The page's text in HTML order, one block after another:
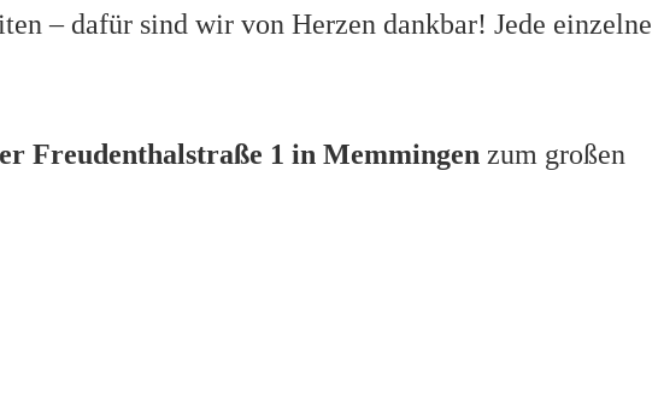
– dafür sind wir von Herzen dankbar! Jede einzelne
Freudenthalstraße 1 in Memmingen zum großen